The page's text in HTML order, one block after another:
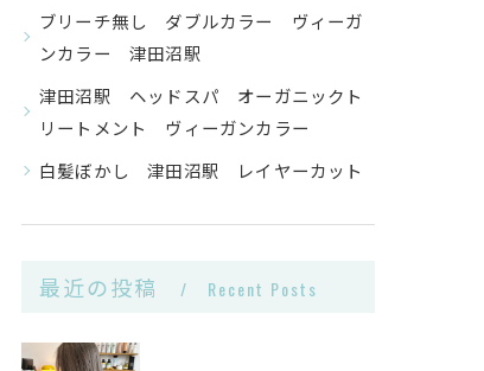
ブリーチ無し ダブルカラー ヴィーガ
ンカラー 津田沼駅
津田沼駅 ヘッドスパ オーガニックト
リートメント ヴィーガンカラー
白髪ぼかし 津田沼駅 レイヤーカット
最近の投稿 Recent Posts